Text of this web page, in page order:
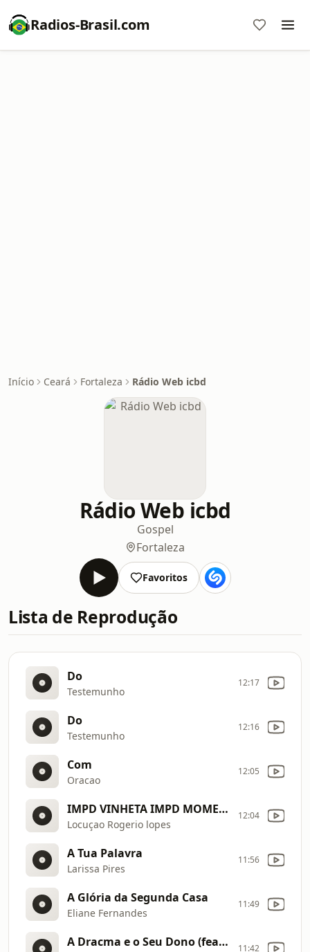
Radios-Brasil.com
Início Ceará Fortaleza Rádio Web icbd
Rádio Web icbd
Gospel
Fortaleza
Favoritos
Lista de Reprodução
Do
Testemunho
12:17
Do
Testemunho
12:16
Com
Oracao
12:05
IMPD VINHETA IMPD MOMENTO DE ORACAO.mp4
Locuçao Rogerio lopes
12:04
A Tua Palavra
Larissa Pires
11:56
A Glória da Segunda Casa
Eliane Fernandes
11:49
A Dracma e o Seu Dono (feat. Thalles Roberto) 11:42